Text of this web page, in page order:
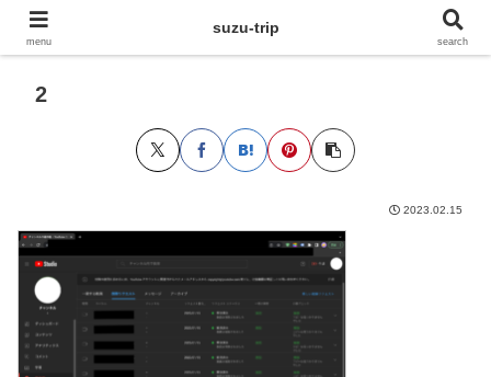
2
2023.02.15
menu
suzu-trip
search